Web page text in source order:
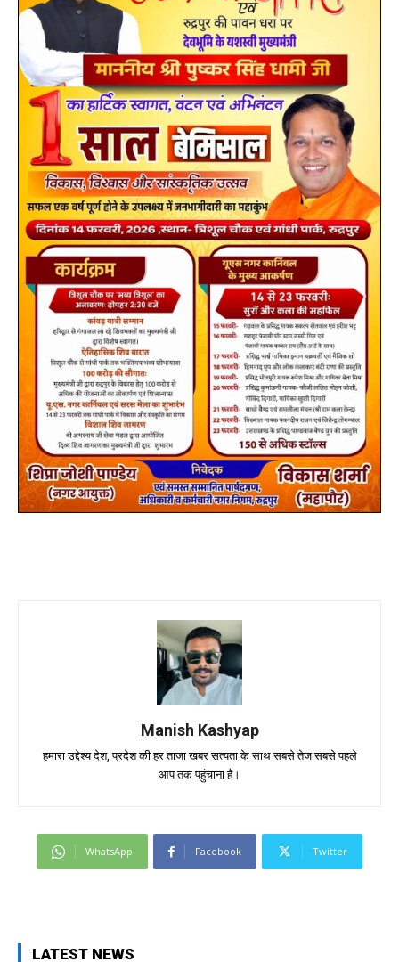
Manish Kashyap
हमारा उद्देश्य देश, प्रदेश की हर ताजा खबर सत्यता के साथ सबसे तेज सबसे पहले
आप तक पहुंचाना है।
WhatsApp Facebook Twitter
LATEST NEWS